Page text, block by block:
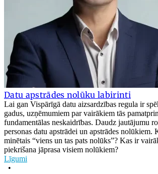
Datu apstrādes nolūku labirinti
Lai gan Vispārīgā datu aizsardzības regula ir
gadus, uzņēmumiem par vairākiem tās
fundamentālas neskaidrības. Daudz jautājumu
personas datu apstrādei un apstrādes nolūkiem.
minētais “viens un tas pats nolūks”? Kas ir
piekrišana jāprasa visiem nolūkiem?
Līgumi
•